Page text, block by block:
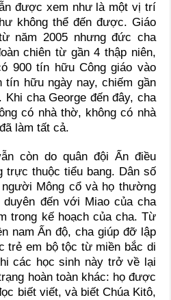
được xem như là một vị trí
không thể đến được. Giáo
năm 2005 nhưng đức cha
chiên từ gần 4 thập niên,
900 tín hữu Công giáo vào
tín hữu ngày nay, chiếm gần
Khi cha George đến đây, cha
có nhà thờ, không có nhà
làm tất cả.
còn do quân đội Ấn điều
trực thuộc tiểu bang. Dân số
Mông cổ và họ thường
đến với Miao của cha
trong kế hoạch của cha. Từ
nam Ấn độ, cha giúp đỡ lập
trẻ em bộ tộc từ miền bắc di
các học sinh này trở về lại
hoàn toàn khác: họ được
biết viết, và biết Chúa Kitô,